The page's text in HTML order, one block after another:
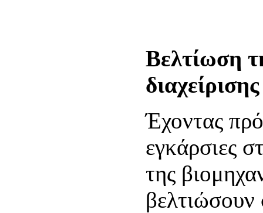
Βελτίωση
διαχείρισης
Έχοντας
εγκάρσιες
της
βελτιώσουν